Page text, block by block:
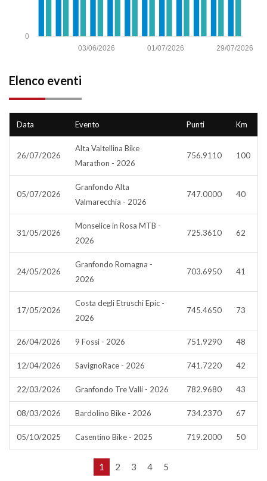
0
29/07/2026
01/07/2026
03/06/2026
Elenco eventi
Data Evento Punti Km
26/07/2026
Alta Valtellina Bike
Marathon - 2026
756.9110 100
05/07/2026
Granfondo Alta
Valmarecchia - 2026
747.0000 40
31/05/2026
Monselice in Rosa MTB -
2026
725.3610 62
24/05/2026
Granfondo Romagna -
2026
703.6950 41
17/05/2026
Costa degli Etruschi Epic -
2026
745.4650 73
26/04/2026 9 Fossi - 2026 751.9290 48
12/04/2026 SavignoRace - 2026 741.7220 42
22/03/2026 Granfondo Tre Valli - 2026 782.9680 43
08/03/2026 Bardolino Bike - 2026 734.2370 67
05/10/2025 Casentino Bike - 2025 719.2000 50
1 2 3 4 5